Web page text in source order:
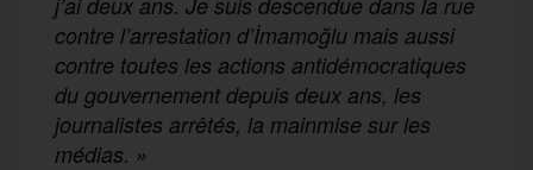
contre l’arrestation d’İmamoğlu mais aussi
contre toutes les actions antidémocratiques
du gouvernement depuis deux ans, les
journalistes arrêtés, la mainmise sur les
médias. »